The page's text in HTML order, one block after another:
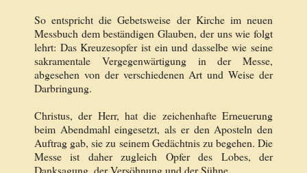
So entspricht die Gebetsweise der Kirche im neuen
Messbuch dem beständigen Glauben, der uns wie folgt
lehrt: Das Kreuzesopfer ist ein und dasselbe wie seine
sakramentale Vergegenwärtigung in der Messe,
abgesehen von der verschiedenen Art und Weise der
Darbringung.
Christus, der Herr, hat die zeichenhafte Erneuerung
beim Abendmahl eingesetzt, als er den Aposteln den
Auftrag gab, sie zu seinem Gedächtnis zu begehen. Die
Messe ist daher zugleich Opfer des Lobes, der
Danksagung, der Versöhnung und der Sühne.